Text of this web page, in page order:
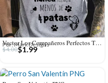
Vector Los Compañeros Perfectos Tienen 4 Patas para Sublimación
Por: Mark Designs
$4.00$1.99